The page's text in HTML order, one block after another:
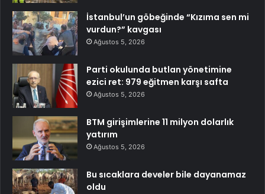
İstanbul’un göbeğinde “Kızıma sen mi
vurdun?” kavgası
Ağustos 5, 2026
Parti okulunda butlan yönetimine
ezici ret: 979 eğitmen karşı safta
Ağustos 5, 2026
BTM girişimlerine 11 milyon dolarlık
yatırım
Ağustos 5, 2026
Bu sıcaklara develer bile dayanamaz
oldu